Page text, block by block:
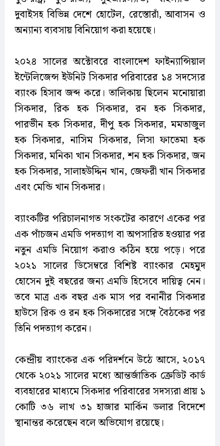
দুবাইসহ বিভিন্ন দেশে হোটেল, রেস্তোরাঁ, আবাসন ও
অন্যান্য ব্যবসায় বিনিয়োগ করা হয়েছে।
২০২৪ সালের অক্টোবরে বাংলাদেশ ফাইন্যান্সিয়াল
ইন্টেলিজেন্স ইউনিট সিকদার পরিবারের ১৪ সদস্যের
ব্যাংক হিসাব জব্দ করে। তালিকায় ছিলেন মনোয়ারা
সিকদার, রিক হক সিকদার, রন হক সিকদার,
পারভীন হক সিকদার, দীপু হক সিকদার, মমতাজুল
হক সিকদার, নাসিম সিকদার, লিসা ফাতেমা হক
সিকদার, মনিকা খান সিকদার, শন হক সিকদার, জন
হক সিকদার, সালাহউদ্দিন খান, জেফরী খান সিকদার
এবং মেন্ডি খান সিকদার।
ব্যাংকটির পরিচালনাগত সংকটের কারণে একের পর
এক পাঁচজন এমডি পদত্যাগ বা অপসারিত হওয়ার পর
নতুন এমডি নিয়োগ করাও কঠিন হয়ে পড়ে। পরে
২০২১ সালের ডিসেম্বরে বিশিষ্ট ব্যাংকার মেহমুদ
হোসেন দুই বছরের জন্য এমডি হিসেবে দায়িত্ব নেন।
তবে মাত্র এক বছর এক মাস পর বনানীর সিকদার
হাউসে রিক ও রন হক সিকদারের সঙ্গে বৈঠকের পর
তিনি পদত্যাগ করেন।
কেন্দ্রীয় ব্যাংকের এক পরিদর্শনে উঠে আসে, ২০১৭
থেকে ২০২১ সালের মধ্যে আন্তর্জাতিক ক্রেডিট কার্ড
ব্যবহারের মাধ্যমে সিকদার পরিবারের সদস্যরা প্রায় ১
কোটি ৩৬ লাখ ৩১ হাজার মার্কিন ডলার বিদেশে
স্থানান্তর করেছেন বলে অভিযোগ রয়েছে।